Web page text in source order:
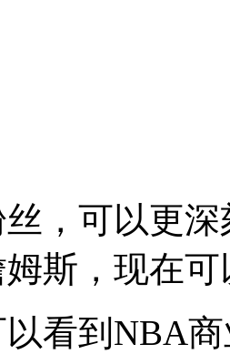
，可以更
斯，现在
看到NBA